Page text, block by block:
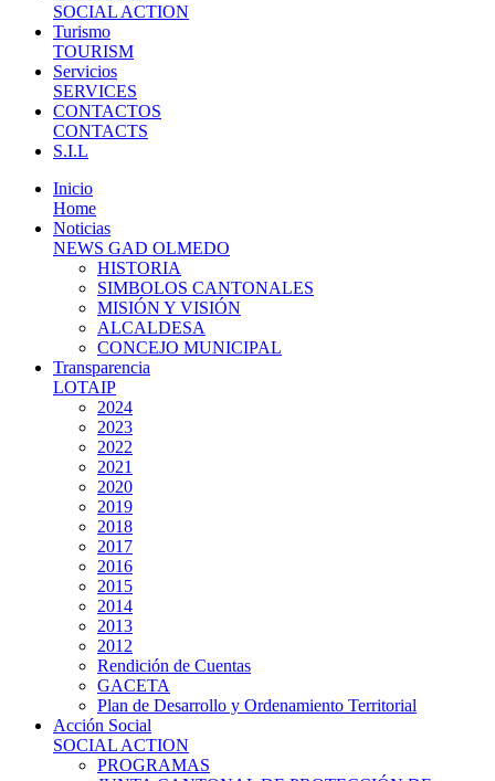
SOCIAL ACTION
Turismo
TOURISM
Servicios
SERVICES
CONTACTOS
CONTACTS
S.I.L
Inicio
Home
Noticias
NEWS GAD OLMEDO
HISTORIA
SIMBOLOS CANTONALES
MISIÓN Y VISIÓN
ALCALDESA
CONCEJO MUNICIPAL
Transparencia
LOTAIP
2024
2023
2022
2021
2020
2019
2018
2017
2016
2015
2014
2013
2012
Rendición de Cuentas
GACETA
Plan de Desarrollo y Ordenamiento Territorial
Acción Social
SOCIAL ACTION
PROGRAMAS